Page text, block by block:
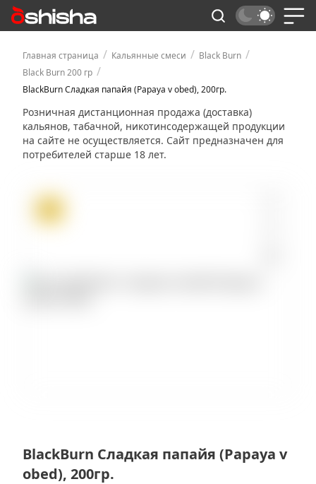
Главная страница / Кальянные смеси / Black Burn /
Black Burn 200 гр /
BlackBurn Сладкая папайя (Papaya v obed), 200гр.
Розничная дистанционная продажа (доставка)
кальянов, табачной, никотинсодержащей продукции
на сайте не осуществляется. Сайт предназначен для
потребителей старше 18 лет.
BlackBurn Сладкая папайя (Papaya v
obed), 200гр.